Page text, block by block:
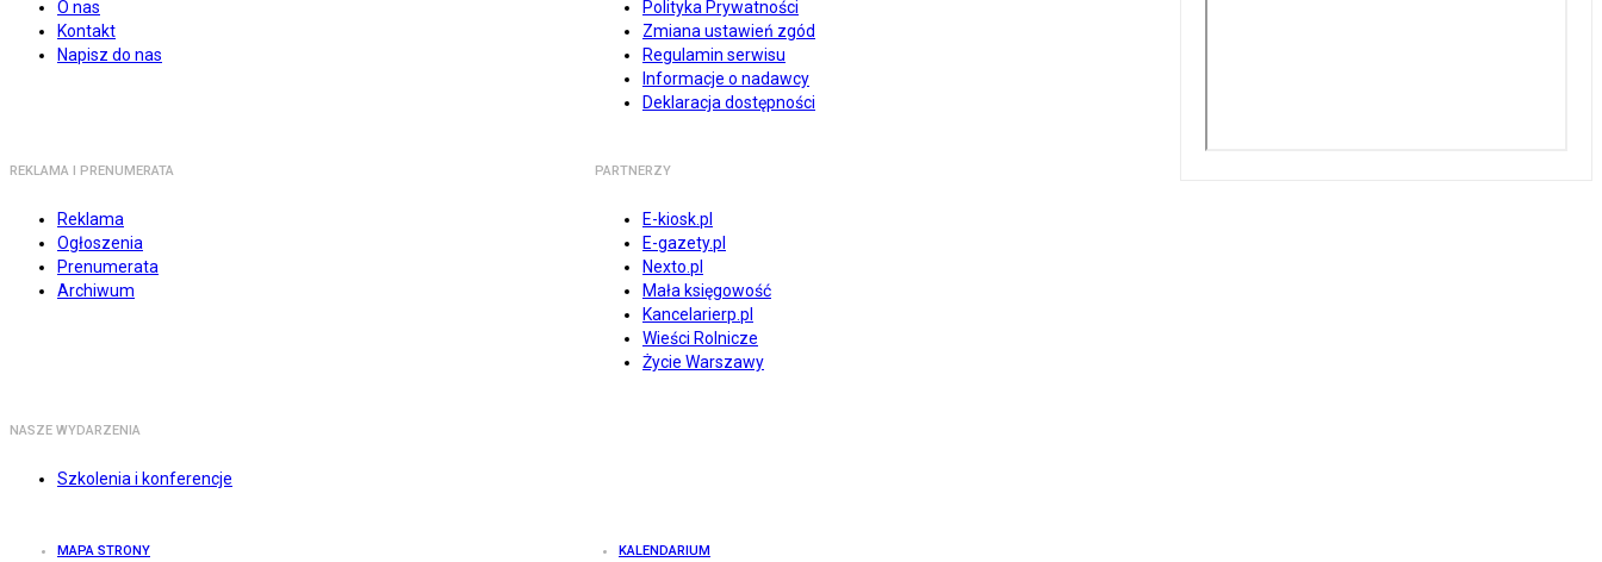
O nas
Kontakt
Napisz do nas
Polityka Prywatności
Zmiana ustawień zgód
Regulamin serwisu
Informacje o nadawcy
Deklaracja dostępności
REKLAMA I PRENUMERATA
Reklama
Ogłoszenia
Prenumerata
Archiwum
PARTNERZY
E-kiosk.pl
E-gazety.pl
Nexto.pl
Mała księgowość
Kancelarierp.pl
Wieści Rolnicze
Życie Warszawy
NASZE WYDARZENIA
Szkolenia i konferencje
MAPA STRONY KALENDARIUM